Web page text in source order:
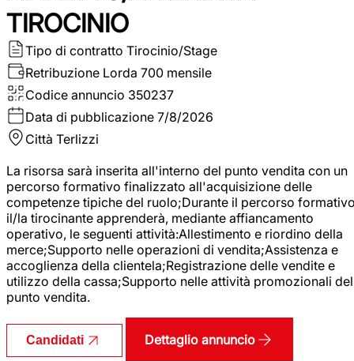
TIROCINIO
Tipo di contratto Tirocinio/Stage
Retribuzione Lorda 700 mensile
Codice annuncio 350237
Data di pubblicazione 7/8/2026
Città Terlizzi
La risorsa sarà inserita all'interno del punto vendita con un
percorso formativo finalizzato all'acquisizione delle
competenze tipiche del ruolo;Durante il percorso
il/la tirocinante apprenderà, mediante affiancamento
operativo, le seguenti attività:Allestimento e riordino della
merce;Supporto nelle operazioni di vendita;Assistenza e
accoglienza della clientela;Registrazione delle vendite e
utilizzo della cassa;Supporto nelle attività promozionali del
punto vendita.
Candidati Dettaglio annuncio